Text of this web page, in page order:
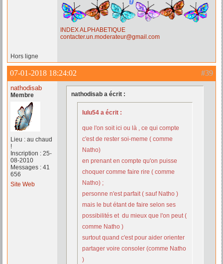
INDEX ALPHABETIQUE
contacter.un.moderateur@gmail.com
Hors ligne
#39
07-01-2018 18:24:02
nathodisab
Membre
Lieu : au chaud
!
Inscription : 25-
08-2010
Messages : 41
656
Site Web
nathodisab a écrit :
lulu54 a écrit :
que l'on soit ici ou là , ce qui compte
c'est de rester soi-meme ( comme
Natho)
en prenant en compte qu'on puisse
choquer comme faire rire ( comme
Natho) ;
personne n'est parfait ( sauf Natho )
mais le but étant de faire selon ses
possibilités et du mieux que l'on peut (
comme Natho )
surtout quand c'est pour aider orienter
partager voire consoler (comme Natho
)